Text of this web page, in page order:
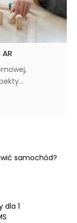
…
samochód?
dla 1